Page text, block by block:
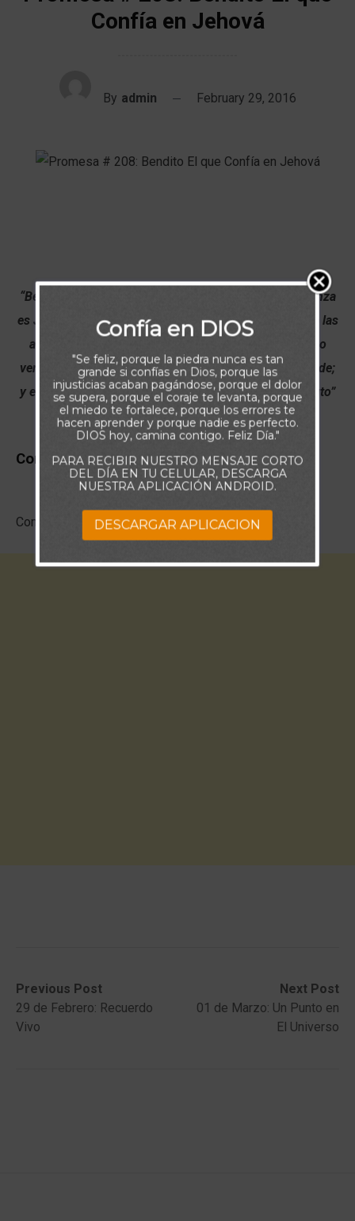
Confía en Jehová
By admin February 29, 2016
“Bendito el varón que confía en Jehová, y cuya confianza
es Jehová. Porque será como el árbol plantado junto a las
aguas, que junto a la corriente echará sus raíces, y no
verá cuando viene el calor, sino que su hoja estará verde;
y en el año d sequía no se fatigará, ni dejara de dar fruto”
(Jeremías 17:7-8)
Comments
Comentarios
Post
navigation
Previous Post
Previous
post:29 de Febrero: Recuerdo
Vivo
Next Post
Next
post:
01 de Marzo: Un Punto en
El Universo
Confía en DIOS
"Se feliz, porque la piedra nunca es tan
grande si confías en Dios, porque las
injusticias acaban pagándose, porque el dolor
se supera, porque el coraje te levanta, porque
el miedo te fortalece, porque los errores te
hacen aprender y porque nadie es perfecto.
DIOS hoy, camina contigo. Feliz Día."
PARA RECIBIR NUESTRO MENSAJE CORTO
DEL DÍA EN TU CELULAR, DESCARGA
NUESTRA APLICACIÓN ANDROID.
DESCARGAR APLICACION